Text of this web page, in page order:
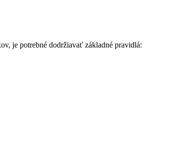
je potrebné dodržiavať základné pravidlá: